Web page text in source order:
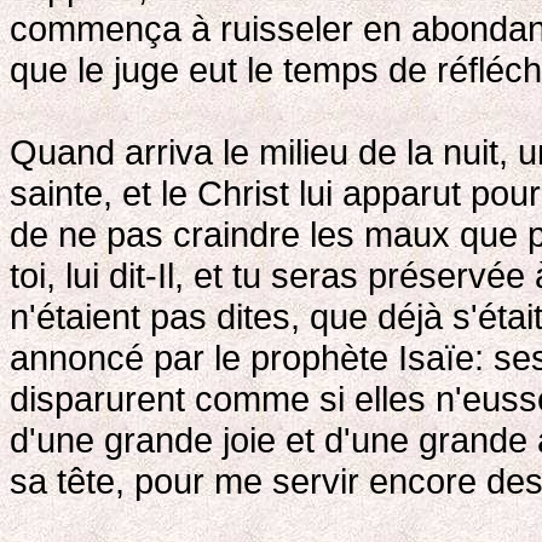
commença à ruisseler en
que le juge eut le temps de
Quand arriva le milieu de la nuit,
sainte, et le Christ lui apparut
de ne pas craindre les maux que
toi, lui dit-Il, et tu seras
n'étaient pas dites, que déjà
annoncé par le prophète Isaïe:
disparurent comme si elles
d'une grande joie et d'une
sa tête, pour me servir encore